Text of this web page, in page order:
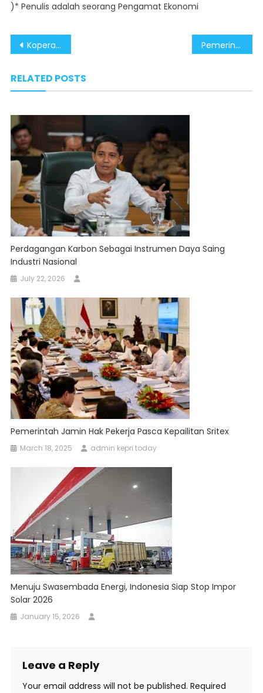
)* Penulis adalah seorang Pengamat Ekonomi
Post
Koperasi Desa Merah Putih Ciptakan Ekosistem Ekonomi Kuat di Pedesaan Pemerintah Perkuat Daya Beli Rakyat Lewat Stimulus Ekonomi Tepat Sasaran
RELATED POSTS
Perdagangan Karbon Sebagai Instrumen Daya Saing
Industri Nasional
July 22, 2026
Pemerintah Jamin Hak Pekerja Pasca Kepailitan Sritex
March 18, 2025 admin kepri today
Menuju Swasembada Energi, Indonesia Siap Stop Impor
Solar 2026
January 15, 2026
Leave a Reply
Your email address will not be published. Required